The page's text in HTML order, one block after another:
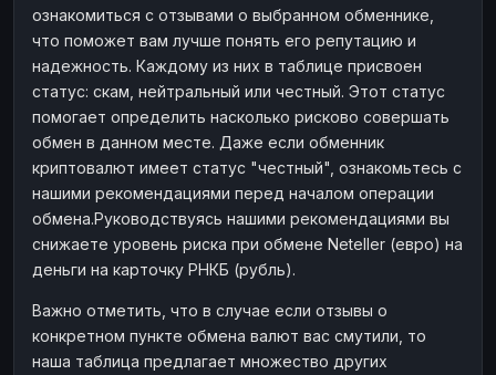
ознакомиться с отзывами о выбранном обменнике,
что поможет вам лучше понять его репутацию и
надежность. Каждому из них в таблице присвоен
статус: скам, нейтральный или честный. Этот статус
помогает определить насколько рисково совершать
обмен в данном месте. Даже если обменник
криптовалют имеет статус "честный", ознакомьтесь с
нашими рекомендациями перед началом операции
обмена.Руководствуясь нашими рекомендациями вы
снижаете уровень риска при обмене Neteller (евро) на
деньги на карточку РНКБ (рубль).
Важно отметить, что в случае если отзывы о
конкретном пункте обмена валют вас смутили, то
наша таблица предлагает множество других